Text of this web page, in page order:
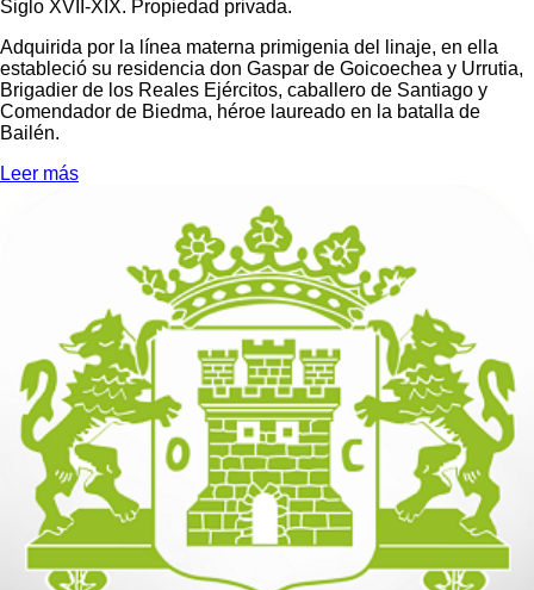
Siglo XVII-XIX. Propiedad privada.
Adquirida por la línea materna primigenia del linaje, en ella
estableció su residencia don Gaspar de Goicoechea y Urrutia,
Brigadier de los Reales Ejércitos, caballero de Santiago y
Comendador de Biedma, héroe laureado en la batalla de
Bailén.
Leer más